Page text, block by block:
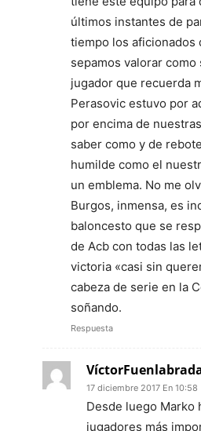
últimos instantes de
tiempo los aficionados
sepamos valorar
jugador que recuerda
Perasovic estuvo por
por encima de
saber como y de
humilde como el
un emblema. No me
Burgos, inmensa, es
baloncesto que se
de Acb con todas las
victoria «casi sin
cabeza de serie en la
soñando.
Respuesta
17 diciembre 2017 En 10:58
Desde luego Marko
jugadores más